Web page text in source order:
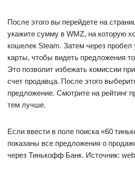
После этого вы перейдете на
укажите сумму в WMZ, на которую
кошелек Steam. Затем через
карты, чтобы видеть предложения
Это позволит избежать комиссии
счет продавца. После этого
предложение. Смотрите на
тем лучше.
Если ввести в поле поиска «60
показаны все предложения о
через Тинькофф Банк. Источник: